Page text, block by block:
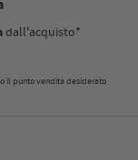
dall'acquisto*
il punto vendita desiderato